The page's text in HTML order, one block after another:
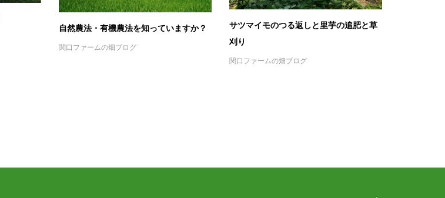
自然農法・有機農法を知っていますか？
関口ファームの畑ブログ
サツマイモのつる返しと里芋の追肥と草
刈り
関口ファームの畑ブログ